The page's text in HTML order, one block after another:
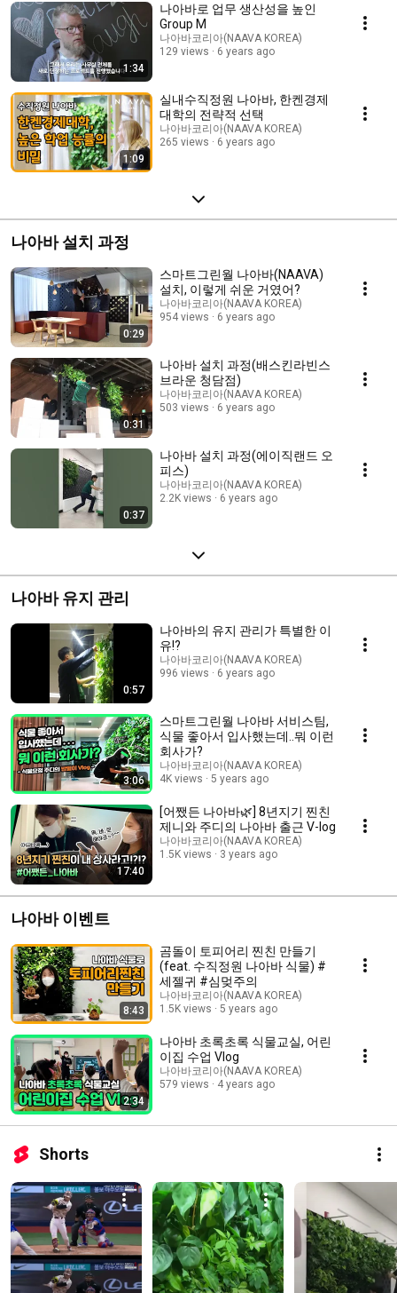
1:34
나아바로 업무 생산성을 높인
Group M
나아바코리아(NAAVA KOREA)
129 views
6 years ago
1:09
실내수직정원 나아바, 한켄경제
대학의 전략적 선택
나아바코리아(NAAVA KOREA)
265 views
6 years ago
나아바 설치 과정
0:29
스마트그린월 나아바(NAAVA)
설치, 이렇게 쉬운 거였어?
나아바코리아(NAAVA KOREA)
954 views
6 years ago
0:31
나아바 설치 과정(배스킨라빈스
브라운 청담점)
나아바코리아(NAAVA KOREA)
503 views
6 years ago
0:37
나아바 설치 과정(에이직랜드 오
피스)
나아바코리아(NAAVA KOREA)
2.2K views
6 years ago
나아바 유지 관리
0:57
나아바의 유지 관리가 특별한 이
유!?
나아바코리아(NAAVA KOREA)
996 views
6 years ago
3:06
스마트그린월 나아바 서비스팀,
식물 좋아서 입사했는데..뭐 이런
회사가?
나아바코리아(NAAVA KOREA)
4K views
5 years ago
17:40
[어쨌든 나아바🌿] 8년지기 찐친
제니와 주디의 나아바 출근 V-log
나아바코리아(NAAVA KOREA)
1.5K views
3 years ago
나아바 이벤트
8:43
곰돌이 토피어리 찐친 만들기
(feat. 수직정원 나아바 식물) #
세젤귀 #심멎주의
나아바코리아(NAAVA KOREA)
1.5K views
5 years ago
2:34
나아바 초록초록 식물교실, 어린
이집 수업 Vlog
나아바코리아(NAAVA KOREA)
579 views
4 years ago
Shorts